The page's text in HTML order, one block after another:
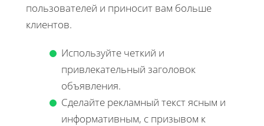
пользователей и приносит вам больше
клиентов.
Используйте четкий и
привлекательный заголовок
объявления.
Сделайте рекламный текст ясным и
информативным, с призывом к